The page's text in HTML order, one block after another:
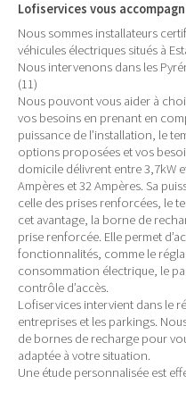
Lofiservices vous
Nous sommes installateurs
véhicules électriques situés à
Nous intervenons dans les
(11)
Nous pouvont vous aider à
vos besoins en prenant en
puissance de l’installation, le
options proposées et vos
domicile délivrent entre 3,7kW
Ampères et 32 Ampères. Sa
celle des prises renforcées, le
cet avantage, la borne de
prise renforcée. Elle permet
fonctionnalités, comme le
consommation électrique, le
contrôle d’accès.
Lofiservices intervient dans le
entreprises et les parkings.
de bornes de recharge pour
adaptée à votre situation.
Une étude personnalisée est